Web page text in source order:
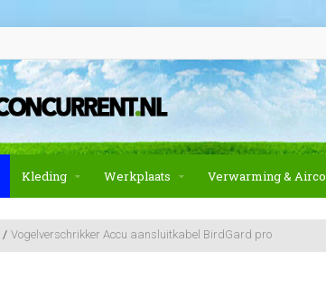
Kleding Werkplaats Verwarming & Airco
Vogelverschrikker Accu aansluitkabel BirdGard pro